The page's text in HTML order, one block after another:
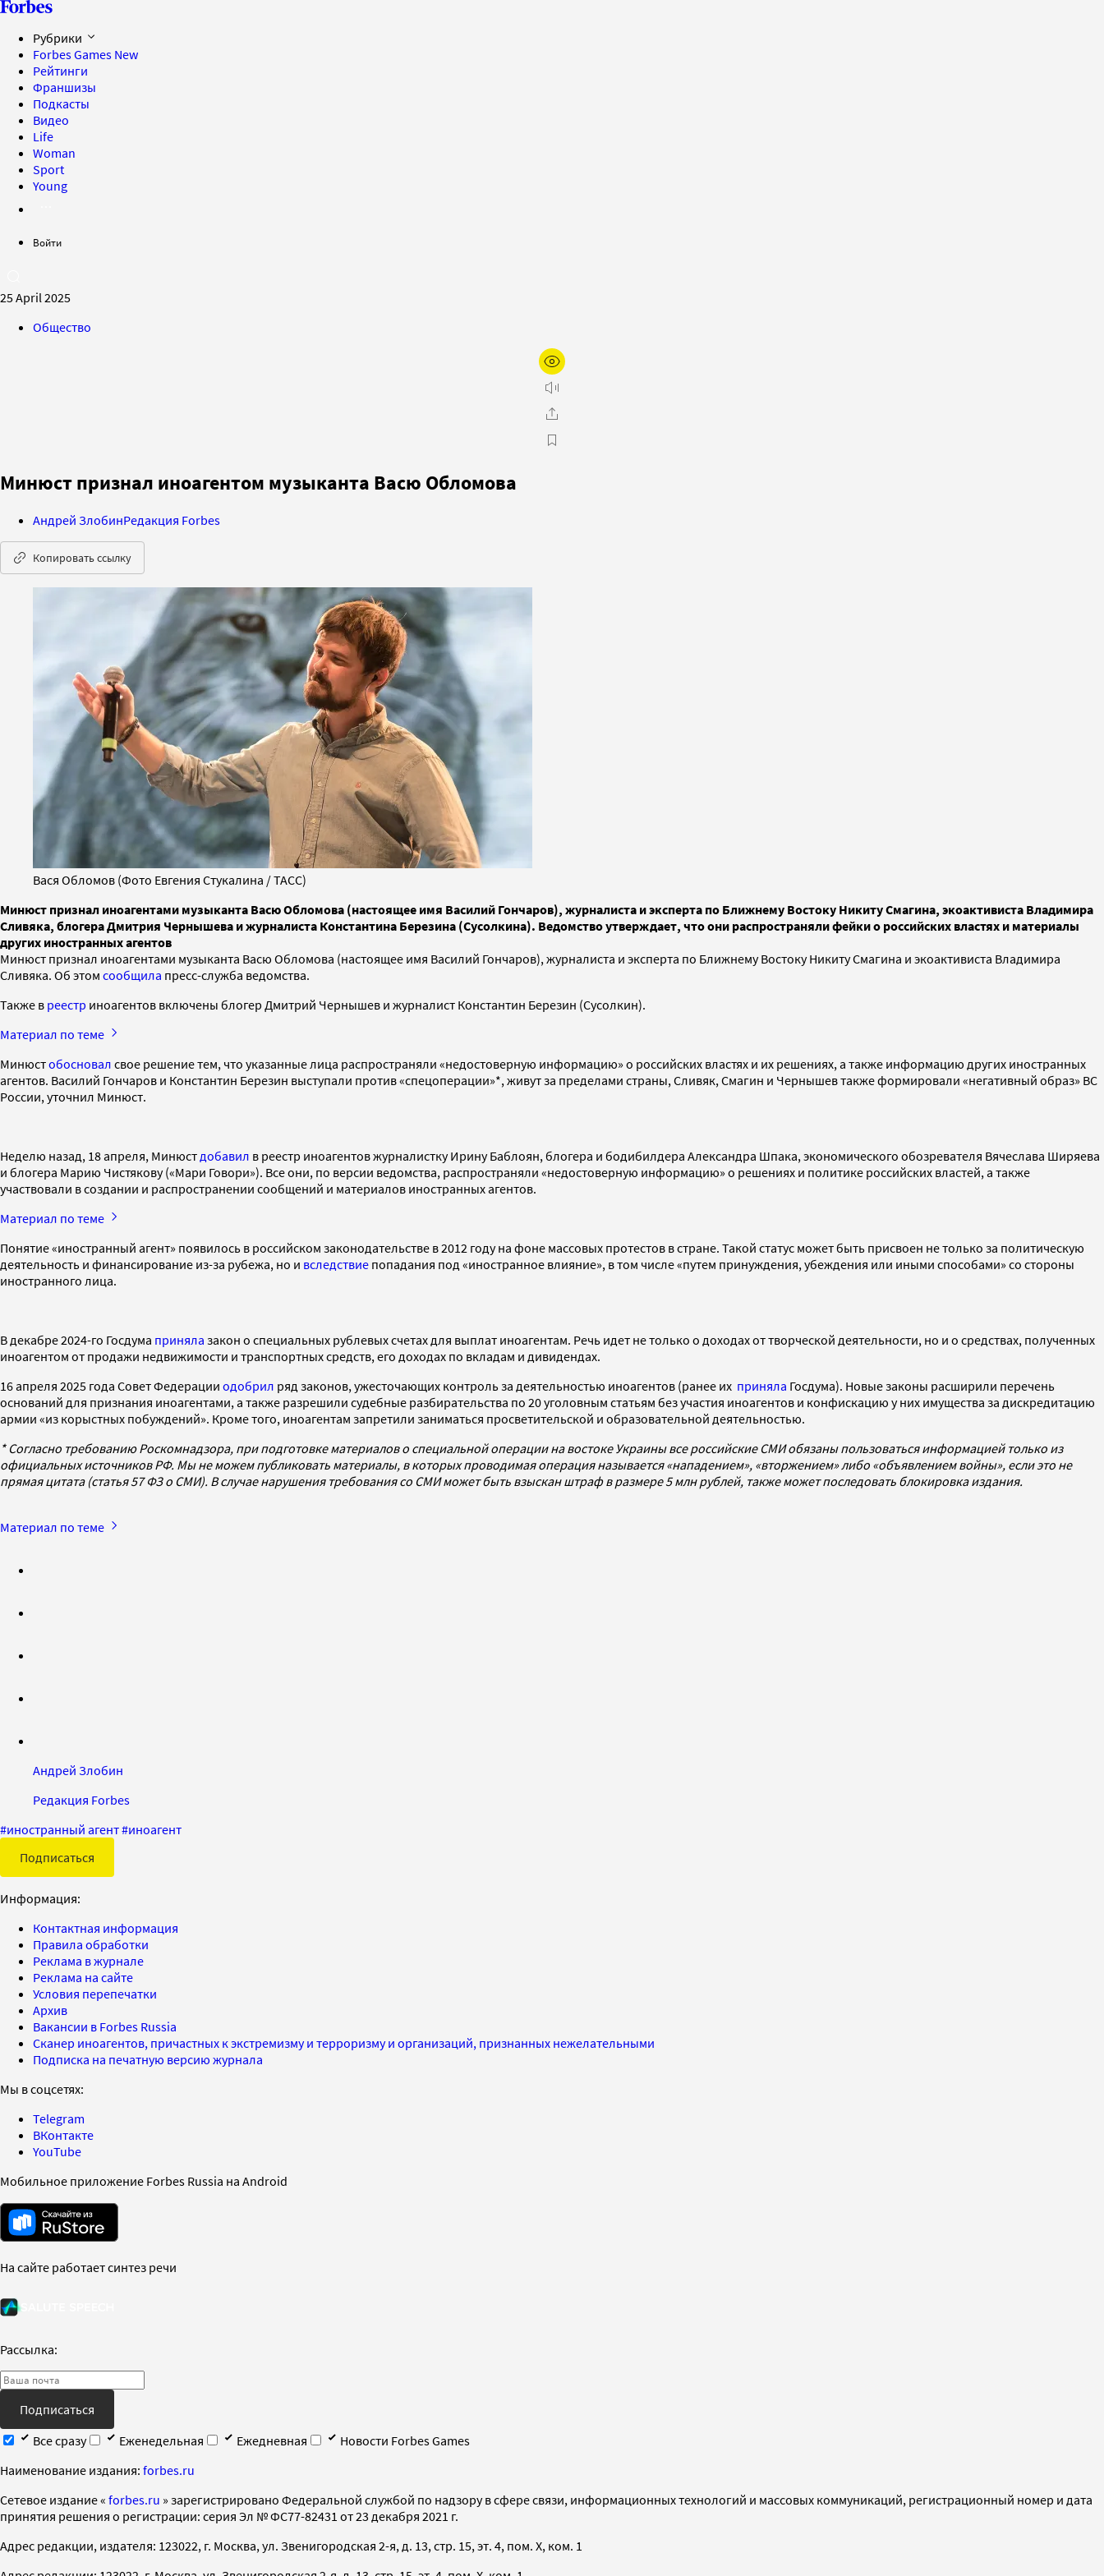
Рубрики
Forbes Games New
Рейтинги
Франшизы
Подкасты
Видео
Life
Woman
Sport
Young
Войти
25 April 2025
Общество
Минюст признал иноагентом музыканта Васю Обломова
Андрей ЗлобинРедакция Forbes
Копировать ссылку
Вася Обломов (Фото Евгения Стукалина / ТАСС)
Минюст признал иноагентами музыканта Васю Обломова (настоящее имя Василий Гончаров), журналиста и эксперта по Ближнему Востоку Никиту Смагина, экоактивиста Владимира
Сливяка, блогера Дмитрия Чернышева и журналиста Константина Березина (Сусолкина). Ведомство утверждает, что они распространяли фейки о российских властях и материалы
других иностранных агентов
Минюст признал иноагентами музыканта Васю Обломова (настоящее имя Василий Гончаров), журналиста и эксперта по Ближнему Востоку Никиту Смагина и экоактивиста Владимира
Сливяка. Об этом сообщила пресс-служба ведомства.
Также в реестр иноагентов включены блогер Дмитрий Чернышев и журналист Константин Березин (Сусолкин).
Материал по теме
Минюстобосновал свое решение тем, что указанные лица распространяли «недостоверную информацию» о российских властях и их решениях, а также информацию других иностранных
агентов. Василий Гончаров и Константин Березин выступали против «спецоперации»*, живут за пределами страны, Сливяк, Смагин и Чернышев также формировали «негативный образ» ВС
России, уточнил Минюст.
Неделю назад, 18 апреля, Минюст добавил в реестр иноагентов журналистку Ирину Баблоян, блогера и бодибилдера Александра Шпака, экономического обозревателя Вячеслава Ширяева
и блогера Марию Чистякову («Мари Говори»). Все они, по версии ведомства, распространяли «недостоверную информацию» о решениях и политике российских властей, а также
участвовали в создании и распространении сообщений и материалов иностранных агентов.
Материал по теме
Понятие «иностранный агент» появилось в российском законодательстве в 2012 году на фоне массовых протестов в стране. Такой статус может быть присвоен не только за политическую
деятельность и финансирование из-за рубежа, но и вследствие попадания под «иностранное влияние», в том числе «путем принуждения, убеждения или иными способами» со стороны
иностранного лица.
В декабре 2024-го Госдума приняла закон о специальных рублевых счетах для выплат иноагентам. Речь идет не только о доходах от творческой деятельности, но и о средствах, полученных
иноагентом от продажи недвижимости и транспортных средств, его доходах по вкладам и дивидендах.
16 апреля 2025 года Совет Федерации одобрил ряд законов, ужесточающих контроль за деятельностью иноагентов (ранее их приняла Госдума). Новые законы расширили перечень
оснований для признания иноагентами, а также разрешили судебные разбирательства по 20 уголовным статьям без участия иноагентов и конфискацию у них имущества за дискредитацию
армии «из корыстных побуждений». Кроме того, иноагентам запретили заниматься просветительской и образовательной деятельностью.
* Согласно требованию Роскомнадзора, при подготовке материалов о специальной операции на востоке Украины все российские СМИ обязаны пользоваться информацией только из
официальных источников РФ. Мы не можем публиковать материалы, в которых проводимая операция называется «нападением», «вторжением» либо «объявлением войны», если это не
прямая цитата (статья 57 ФЗ о СМИ). В случае нарушения требования со СМИ может быть взыскан штраф в размере 5 млн рублей, также может последовать блокировка издания.
Материал по теме
Андрей Злобин
Редакция Forbes
#иностранный агент#иноагент
Подписаться
Информация:
Контактная информация
Правила обработки
Реклама в журнале
Реклама на сайте
Условия перепечатки
Архив
Вакансии в Forbes Russia
Сканер иноагентов, причастных к экстремизму и терроризму и организаций, признанных нежелательными
Подписка на печатную версию журнала
Мы в соцсетях:
Telegram
ВКонтакте
YouTube
Мобильное приложение Forbes Russia на Android
На сайте работает синтез речи
Рассылка:
Подписаться
Все сразу
Еженедельная Ежедневная
Новости Forbes Games
Наименование издания: forbes.ru
Cетевое издание « forbes.ru » зарегистрировано Федеральной службой по надзору в сфере связи, информационных технологий и массовых коммуникаций, регистрационный номер и дата
принятия решения о регистрации: серия Эл № ФС77-82431 от 23 декабря 2021 г.
Адрес редакции, издателя: 123022, г. Москва, ул. Звенигородская 2-я, д. 13, стр. 15, эт. 4, пом. X, ком. 1